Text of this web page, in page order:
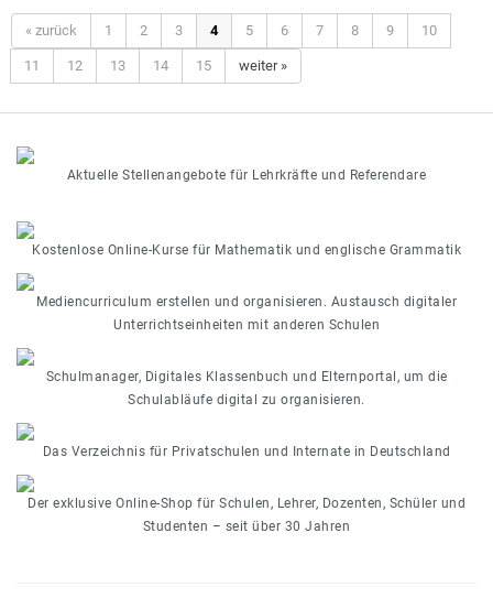
« zurück 1 2 3 4 5 6 7 8 9 10
11 12 13 14 15 weiter »
Aktuelle Stellenangebote für Lehrkräfte und Referendare
Kostenlose Online-Kurse für Mathematik und englische Grammatik
Mediencurriculum erstellen und organisieren. Austausch digitaler
Unterrichtseinheiten mit anderen Schulen
Schulmanager, Digitales Klassenbuch und Elternportal, um die
Schulabläufe digital zu organisieren.
Das Verzeichnis für Privatschulen und Internate in Deutschland
Der exklusive Online-Shop für Schulen, Lehrer, Dozenten, Schüler und
Studenten – seit über 30 Jahren